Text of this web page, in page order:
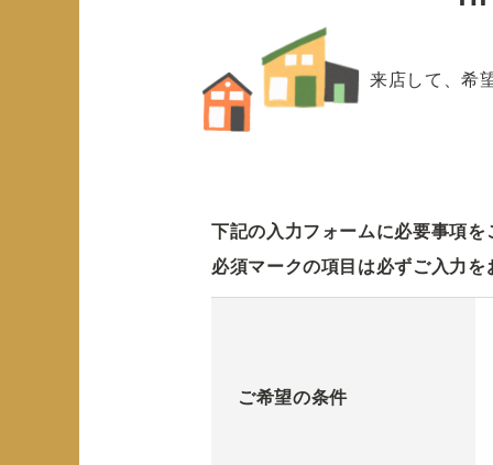
来店して、希
下記の入力フォームに必要事項
必須マークの項目は必ずご入力
ご希望の条件